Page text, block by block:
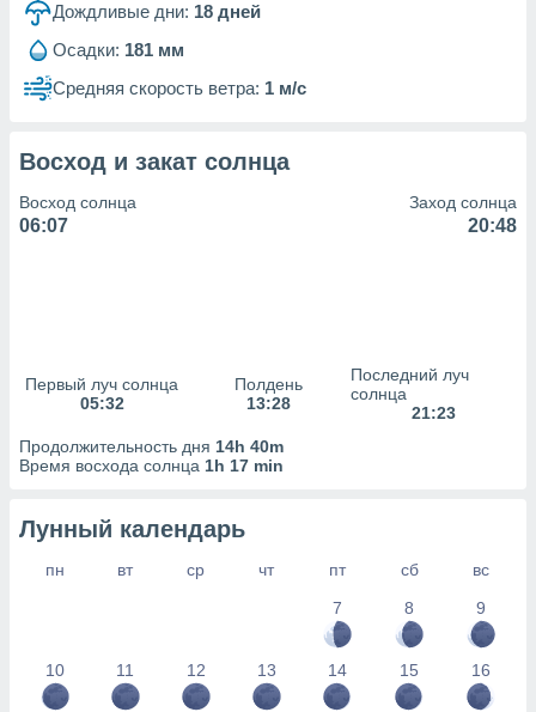
рекламы
сведения
Дождливые дни: 18 дней
Осадки: 181 мм
Средняя скорость ветра: 1 м/с
Восход и закат солнца
Восход солнца
06:07
Заход солнца
20:48
Первый луч солнца
05:32
Полдень
13:28
Последний луч
солнца
21:23
Продолжительность дня 14h 40m
Время восхода солнца 1h 17 min
Лунный календарь
пн вт ср чт пт сб
вс
7
8 9
10 11 12 13 14 15 16